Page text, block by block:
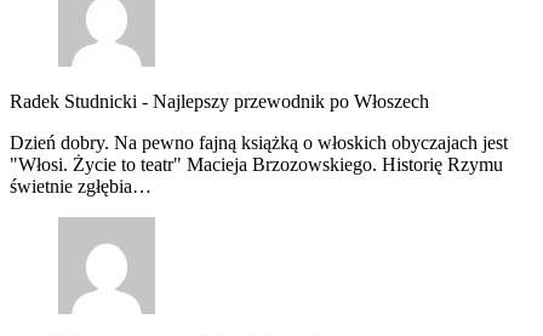
Radek Studnicki - Najlepszy przewodnik po Włoszech
Dzień dobry. Na pewno fajną książką o włoskich obyczajach jest
"Włosi. Życie to teatr" Macieja Brzozowskiego. Historię Rzymu
świetnie zgłębia…